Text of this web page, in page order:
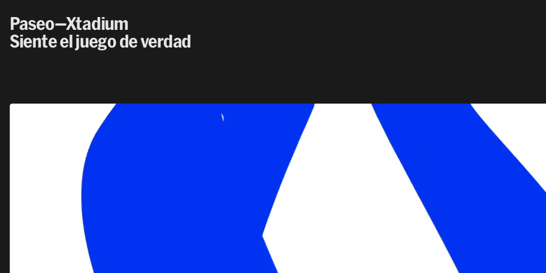
—Xtadium
Siente el juego de verdad